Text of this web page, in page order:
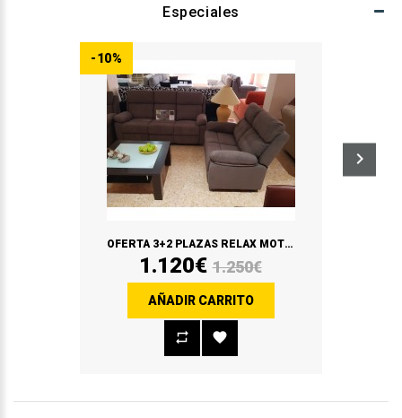
Especiales
-10%
OFERTA 3+2 PLAZAS RELAX MOTORIZADO 3 PLAZAS / FIJO 2 PLAZAS
1.120€ 1.250€
AÑADIR CARRITO